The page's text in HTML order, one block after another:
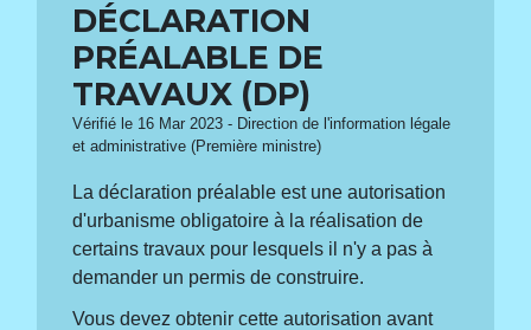
DÉCLARATION
PRÉALABLE DE
TRAVAUX (DP)
Vérifié le 16 Mar 2023 - Direction de l'information légale
et administrative (Première ministre)
La déclaration préalable est une autorisation
d'urbanisme obligatoire à la réalisation de
certains travaux pour lesquels il n'y a pas à
demander un permis de construire.
Vous devez obtenir cette autorisation avant